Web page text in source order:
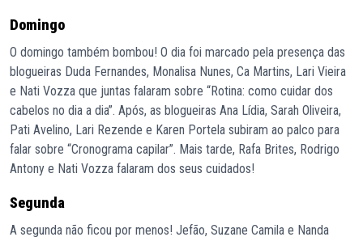
Domingo
O domingo também bombou! O dia foi marcado pela presença das
blogueiras Duda Fernandes, Monalisa Nunes, Ca Martins, Lari Vieira
e Nati Vozza que juntas falaram sobre “Rotina: como cuidar dos
cabelos no dia a dia”. Após, as blogueiras Ana Lídia, Sarah Oliveira,
Pati Avelino, Lari Rezende e Karen Portela subiram ao palco para
falar sobre “Cronograma capilar”. Mais tarde, Rafa Brites, Rodrigo
Antony e Nati Vozza falaram dos seus cuidados!
Segunda
A segunda não ficou por menos! Jefão, Suzane Camila e Nanda